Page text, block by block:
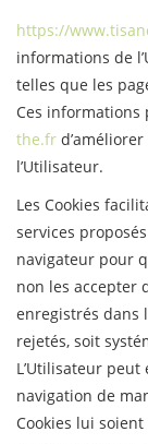
https://
informations de
telles que les
Ces informations
the.fr
l’Utilisateur.
Les Cookies
services
navigateur pour
non les accepter
enregistrés dans
rejetés, soit
L’Utilisateur
navigation de
Cookies lui